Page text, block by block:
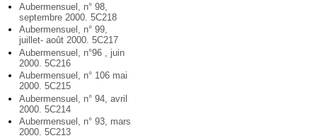
Aubermensuel, n° 98,
septembre 2000. 5C218
Aubermensuel, n° 99,
juillet- août 2000. 5C217
Aubermensuel, n°96 , juin
2000. 5C216
Aubermensuel, n° 106 mai
2000. 5C215
Aubermensuel, n° 94, avril
2000. 5C214
Aubermensuel, n° 93, mars
2000. 5C213